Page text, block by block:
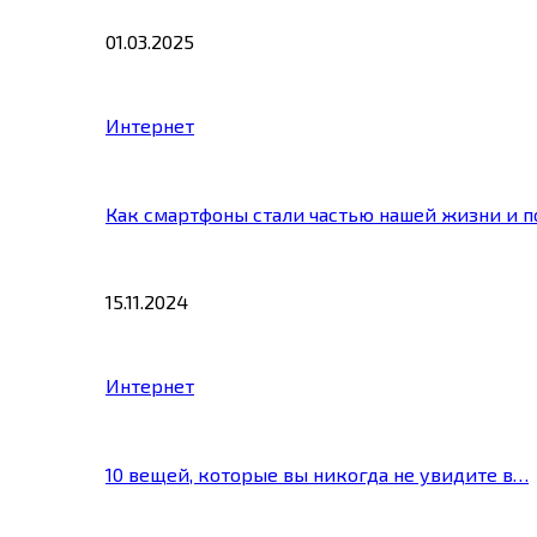
01.03.2025
Интернет
Как смартфоны стали частью нашей жизни и
15.11.2024
Интернет
10 вещей, которые вы никогда не увидите в…